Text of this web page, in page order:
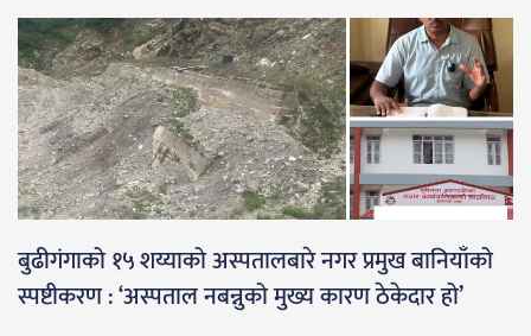
बुढीगंगाको १५ शय्याको अस्पतालबारे नगर प्रमुख बानियाँको
स्पष्टीकरण : ‘अस्पताल नबन्नुको मुख्य कारण ठेकेदार हो’